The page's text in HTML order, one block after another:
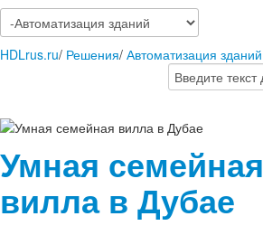
HDLrus.ru/ Решения/ Автоматизация зданий
Умная семейная
вилла в Дубае